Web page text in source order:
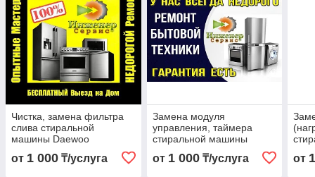
Чистка, замена фильтра
слива стиральной
машины Daewoo
Electronics/Даевоо
Електроникс
от 1 000 ₸/услуга
Замена модуля
управления, таймера
стиральной машины
Daewoo Electronics/
Даевоо Електроникс
от 1 000₸/услуга от